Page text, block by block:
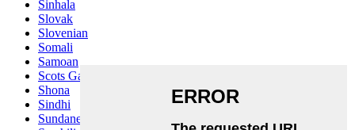
Sinhala
Slovak
Slovenian
Somali
Samoan
Scots Gaelic
Shona
Sindhi
Sundanese